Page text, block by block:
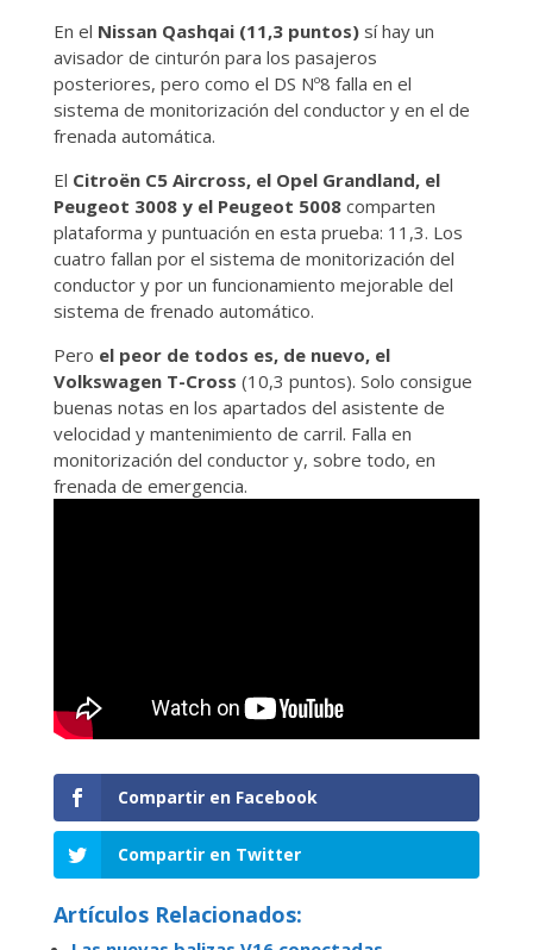
En el Nissan Qashqai (11,3 puntos)sí hay un
avisador de cinturón para los pasajeros
posteriores, pero como el DS Nº8 falla en el
sistema de monitorización del conductor y en el de
frenada automática.
El Citroën C5 Aircross, el Opel Grandland, el
Peugeot 3008 y el Peugeot 5008comparten
plataforma y puntuación en esta prueba: 11,3. Los
cuatro fallan por el sistema de monitorización del
conductor y por un funcionamiento mejorable del
sistema de frenado automático.
Pero el peor de todos es, de nuevo, el
Volkswagen T-Cross (10,3 puntos). Solo consigue
buenas notas en los apartados del asistente de
velocidad y mantenimiento de carril. Falla en
monitorización del conductor y, sobre todo, en
frenada de emergencia.
Compartir en Facebook
Compartir en Twitter
Artículos Relacionados: